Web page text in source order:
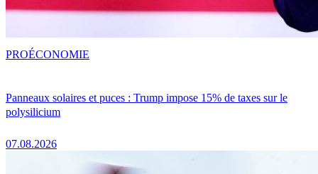
Panneaux solaires et puces : Trump impose 15% de taxes sur le
polysilicium
07.08.2026
PROÉCONOMIE